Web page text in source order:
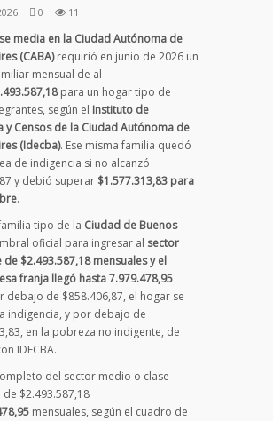
0 11
media en la Ciudad Autónoma de
(CABA)requirió en junio de 2026 un
mensual de al
para un hogar tipo de
según el Instituto de
y Censos de la Ciudad Autónoma de
(Idecba). Ese misma familia quedó
de indigencia si no alcanzó
y debió superar $1.577.313,83 para
.
tipo de la Ciudad de Buenos
oficial para ingresar al sector
$2.493.587,18 mensuales y el
franja llegó hasta 7.979.478,95
debajo de $858.406,87, el hogar se
indigencia, y por debajo de
en la pobreza no indigente, de
IDECBA.
del sector medio o clase
$2.493.587,18
mensuales, según el cuadro de